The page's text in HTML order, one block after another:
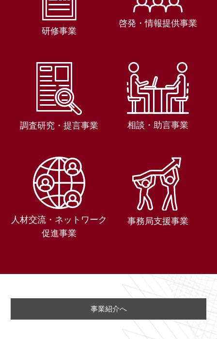
研修事業
啓発・情報提供事業
調査研究・提言事業 相談・助言事業
人材交流・ネットワーク
促進事業
事務局支援事業
事業紹介へ